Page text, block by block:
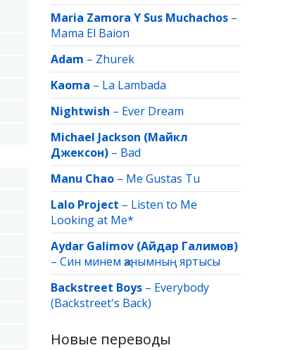
Maria Zamora Y Sus Muchachos –
Mama El Baion
Adam – Zhurek
Kaoma – La Lambada
Nightwish – Ever Dream
Michael Jackson (Майкл
Джексон) – Bad
Manu Chao – Me Gustas Tu
Lalo Project – Listen to Me
Looking at Me*
Aydar Galimov (Айдар Галимов)
– Син минем җанымның яртысы
Backstreet Boys – Everybody
(Backstreet's Back)
Новые переводы